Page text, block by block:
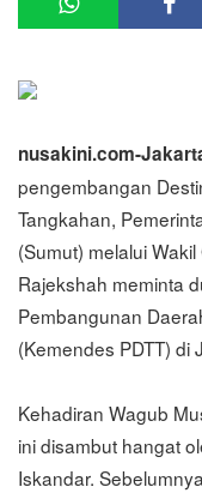
nusakini.com-
pengembangan
Tangkahan,
(Sumut) melalui
Rajekshah meminta
Pembangunan
(Kemendes PDTT) di
Kehadiran Wagub
ini disambut hangat
Iskandar.